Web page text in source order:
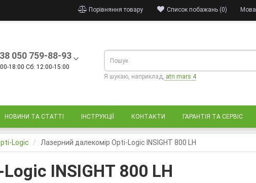
Мова
Список побажань (0)
Порівняння товару
050 759-88-93
18:00 Сб: 12:00-15:00
Я шукаю, наприклад, atn mars 4
НОВИНИ ТА СТАТТІ ІНСТРУКЦІЇ КОНТАКТИ ГАРАНТІЯ ТА СЕРВІС
Logic Лазерний далекомір Opti-Logic INSIGHT 800 LН
INSIGHT 800 LН